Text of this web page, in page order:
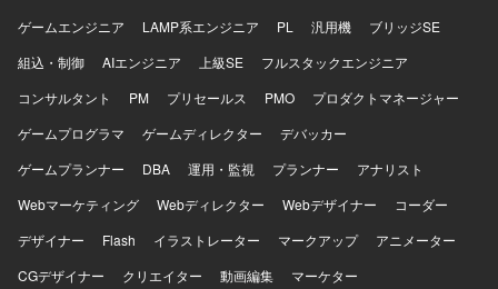
ゲームエンジニア
LAMP系エンジニア PL 汎用機
ブリッジSE
組込・制御
AIエンジニア 上級SE
フルスタックエンジニア
コンサルタント
PM プリセールス PMO
プロダクトマネージャー
ゲームプログラマ
ゲームディレクター
デバッカー
ゲームプランナー
DBA 運用・監視 プランナー
アナリスト
Webマーケティング
Webディレクター Webデザイナー
コーダー
デザイナー
Flash イラストレーター マークアップ
アニメーター
CGデザイナー
クリエイター 動画編集
マーケター